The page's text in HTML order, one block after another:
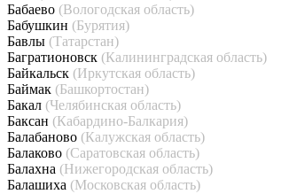
Бабаево (Вологодская область)
Бабушкин (Бурятия)
Бавлы (Татарстан)
Багратионовск (Калининградская область)
Байкальск (Иркутская область)
Баймак (Башкортостан)
Бакал (Челябинская область)
Баксан (Кабардино-Балкария)
Балабаново (Калужская область)
Балаково (Саратовская область)
Балахна (Нижегородская область)
Балашиха (Московская область)